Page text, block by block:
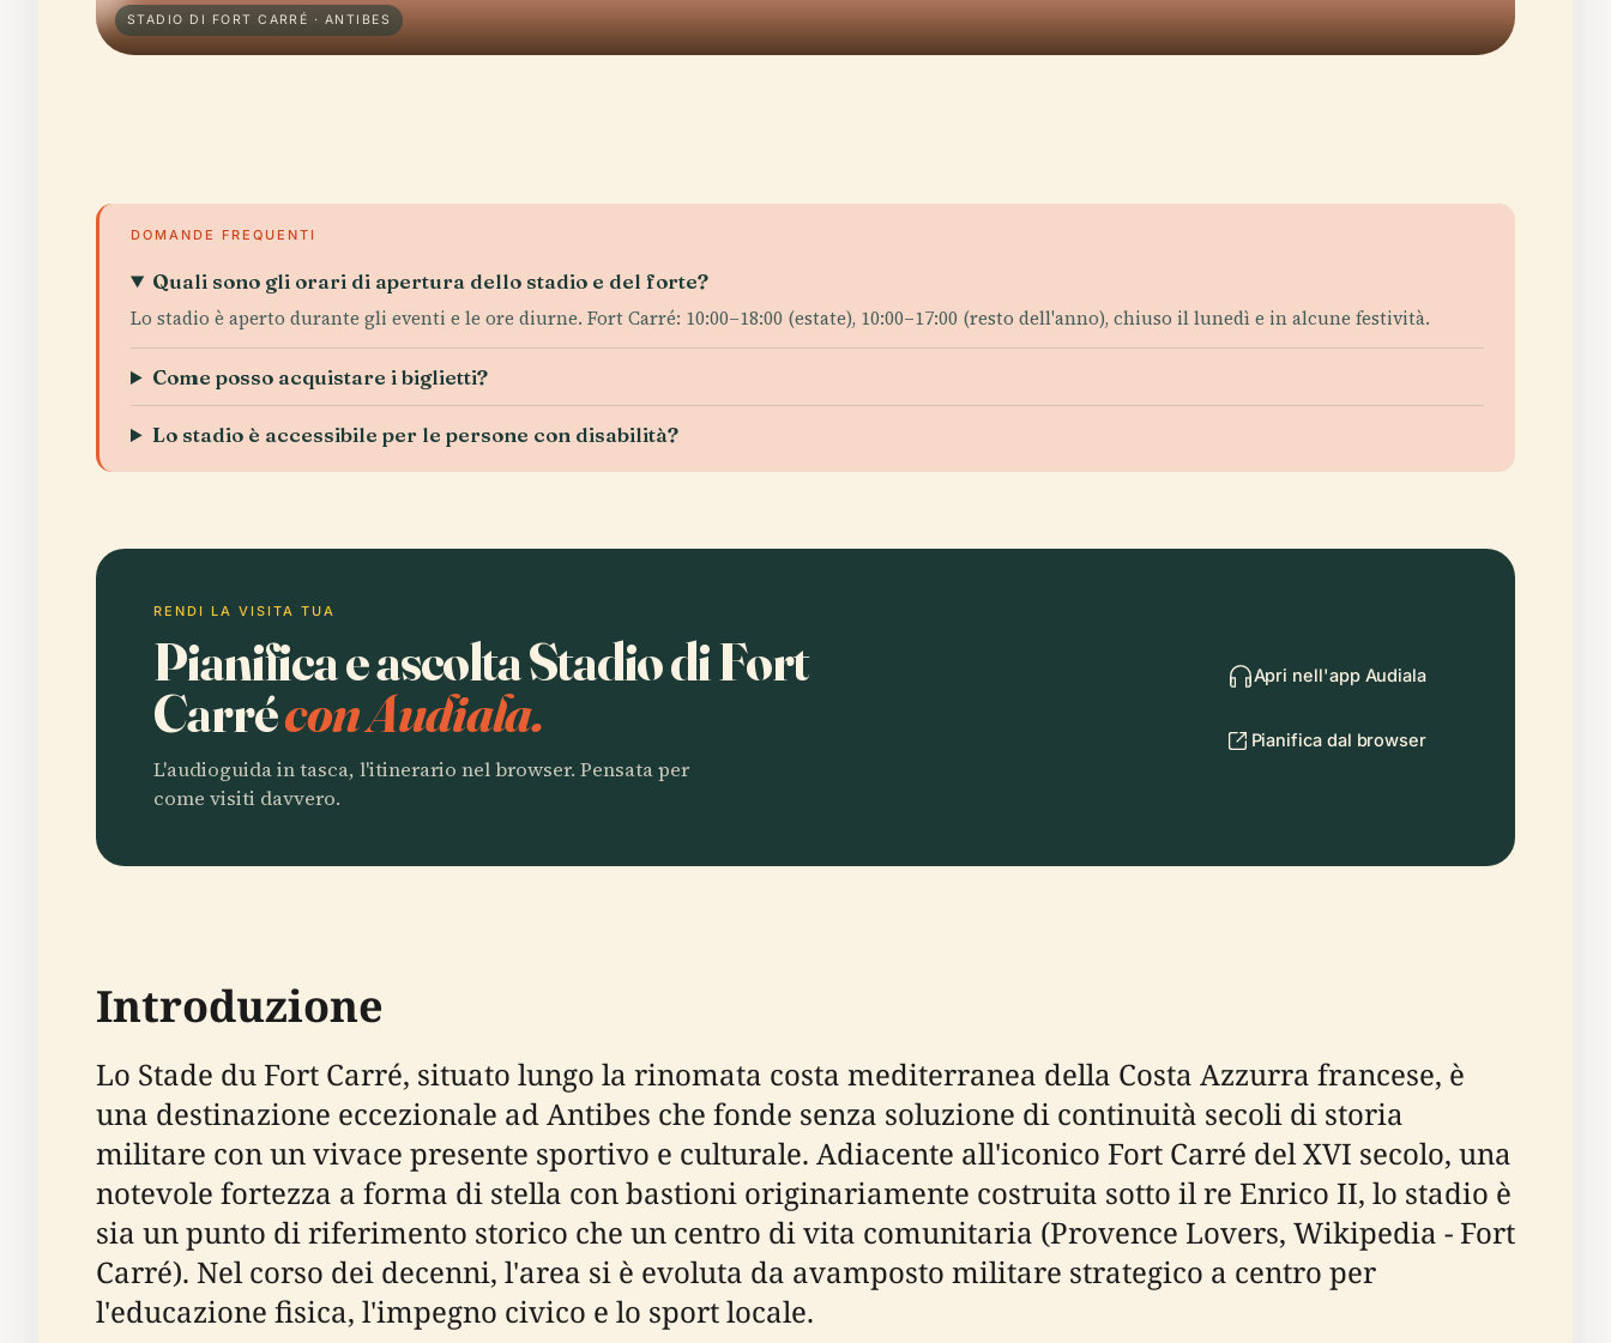
STADIO DI FORT CARRÉ · ANTIBES
DOMANDE FREQUENTI
Quali sono gli orari di apertura dello stadio e del forte?
Lo stadio è aperto durante gli eventi e le ore diurne. Fort Carré: 10:00–18:00 (estate), 10:00–17:00 (resto dell'anno), chiuso il lunedì e in alcune festività.
Come posso acquistare i biglietti?
Lo stadio è accessibile per le persone con disabilità?
RENDI LA VISITA TUA
Pianifica e ascolta Stadio di Fort
Carrécon Audiala.
L'audioguida in tasca, l'itinerario nel browser. Pensata per
come visiti davvero.
Apri nell'app Audiala
Pianifica dal browser
Introduzione
Lo Stade du Fort Carré, situato lungo la rinomata costa mediterranea della Costa Azzurra francese, è
una destinazione eccezionale ad Antibes che fonde senza soluzione di continuità secoli di storia
militare con un vivace presente sportivo e culturale. Adiacente all'iconico Fort Carré del XVI secolo, una
notevole fortezza a forma di stella con bastioni originariamente costruita sotto il re Enrico II, lo stadio è
sia un punto di riferimento storico che un centro di vita comunitaria (Provence Lovers, Wikipedia - Fort
Carré). Nel corso dei decenni, l'area si è evoluta da avamposto militare strategico a centro per
l'educazione fisica, l'impegno civico e lo sport locale.